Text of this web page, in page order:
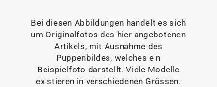
Bei diesen Abbildungen handelt es sich
um Originalfotos des hier angebotenen
Artikels, mit Ausnahme des
Puppenbildes, welches ein
Beispielfoto darstellt. Viele Modelle
existieren in verschiedenen Grössen.